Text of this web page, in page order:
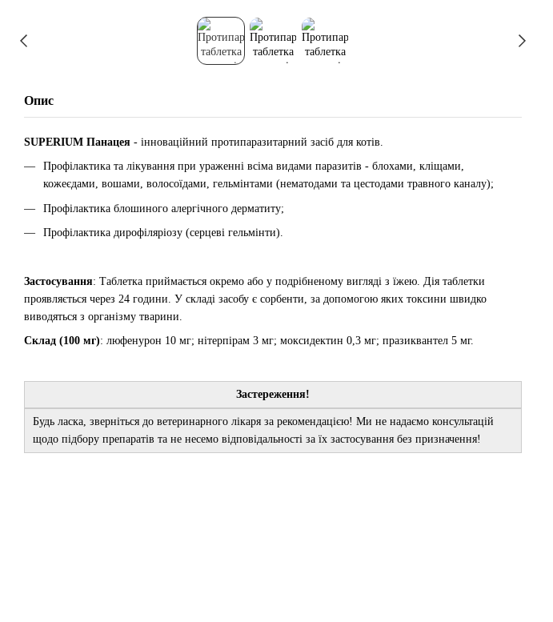
Опис
SUPERIUM Панацея - інноваційний протипаразитарний засіб для котів.
Профілактика та лікування при ураженні всіма видами паразитів - блохами, кліщами,
кожеєдами, вошами, волосоїдами, гельмінтами (нематодами та цестодами травного каналу);
Профілактика блошиного алергічного дерматиту;
Профілактика дирофіляріозу (серцеві гельмінти).
Застосування: Таблетка приймається окремо або у подрібненому вигляді з їжею. Дія таблетки
проявляється через 24 години. У складі засобу є сорбенти, за допомогою яких токсини швидко
виводяться з організму тварини.
Склад (100 мг): люфенурон 10 мг; нітерпірам 3 мг; моксидектин 0,3 мг; празиквантел 5 мг.
Застереження!
Будь ласка, зверніться до ветеринарного лікаря за рекомендацією! Ми не надаємо консультацій
щодо підбору препаратів та не несемо відповідальності за їх застосування без призначення!